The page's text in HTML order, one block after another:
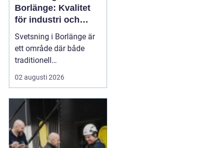
Borlänge: Kvalitet
för industri och
konstruktion
Svetsning i Borlänge är
ett område där både
traditionell
verkstadsindustri och
moderna
möts. I takt med att
kraven på hållbara
lösningar och hög
produktionssäkerhet ö...
02 augusti 2026